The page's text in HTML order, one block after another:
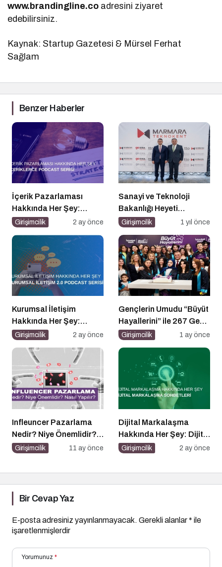
www.brandingline.co adresini ziyaret
edebilirsiniz.
Kaynak: Startup Gazetesi & Mürsel Ferhat
Sağlam
Benzer Haberler
İçerik Pazarlaması
Hakkında Her Şey:
İçeriklerce Podcast
Girişimcilik 2 ay önce
Sanayi ve Teknoloji
Bakanlığı Heyeti
Marmara Teknokent’i
Girişimcilik 1 yıl önce
Kurumsal İletişim
Hakkında Her Şey:
Kurumsal İletişim 2.0
Girişimcilik 2 ay önce
Gençlerin Umudu “Büyüt
Hayallerini” ile 267 Genç
Daha Kanatlandı
Girişimcilik 1 ay önce
Infleuncer Pazarlama
Nedir? Niye Önemlidir?
Influencer Pazarlama
Girişimcilik 11 ay önce
Dijital Markalaşma
Hakkında Her Şey: Dijital
Markalaşma Sohbetleri
Girişimcilik 2 ay önce
Bir Cevap Yaz
E-posta adresiniz yayınlanmayacak. Gerekli alanlar* ile
işaretlenmişlerdir
Yorumunuz *